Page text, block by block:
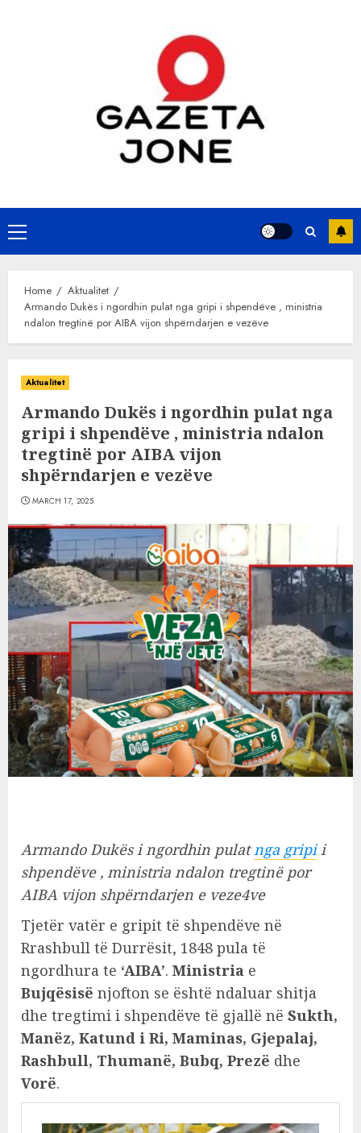
Primary
Menu
Home
Aktualitet
Armando Dukës i ngordhin pulat nga gripi i shpendëve , ministria
ndalon tregtinë por AIBA vijon shpërndarjen e vezëve
Aktualitet
Armando Dukës i ngordhin pulat nga
gripi i shpendëve , ministria ndalon
tregtinë por AIBA vijon
shpërndarjen e vezëve
MARCH 17, 2025
Armando Dukës i ngordhin pulatnga gripii
shpendëve , ministria ndalon tregtinë por
AIBA vijon shpërndarjen e veze4ve
Tjetër vatër e gripit të shpendëve në
Rrashbull të Durrësit, 1848 pula të
ngordhura te ‘AIBA’. Ministria e
Bujqësisë njofton se është ndaluar shitja
dhe tregtimi i shpendëve të gjallë në Sukth,
Manëz, Katund i Ri, Maminas, Gjepalaj,
Rashbull, Thumanë, Bubq, Prezë dhe
Vorë.